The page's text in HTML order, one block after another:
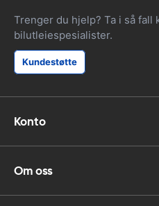
Trenger du hjelp? Ta i så fall
bilutleiespesialister.
Kundestøtte
Konto
Om oss